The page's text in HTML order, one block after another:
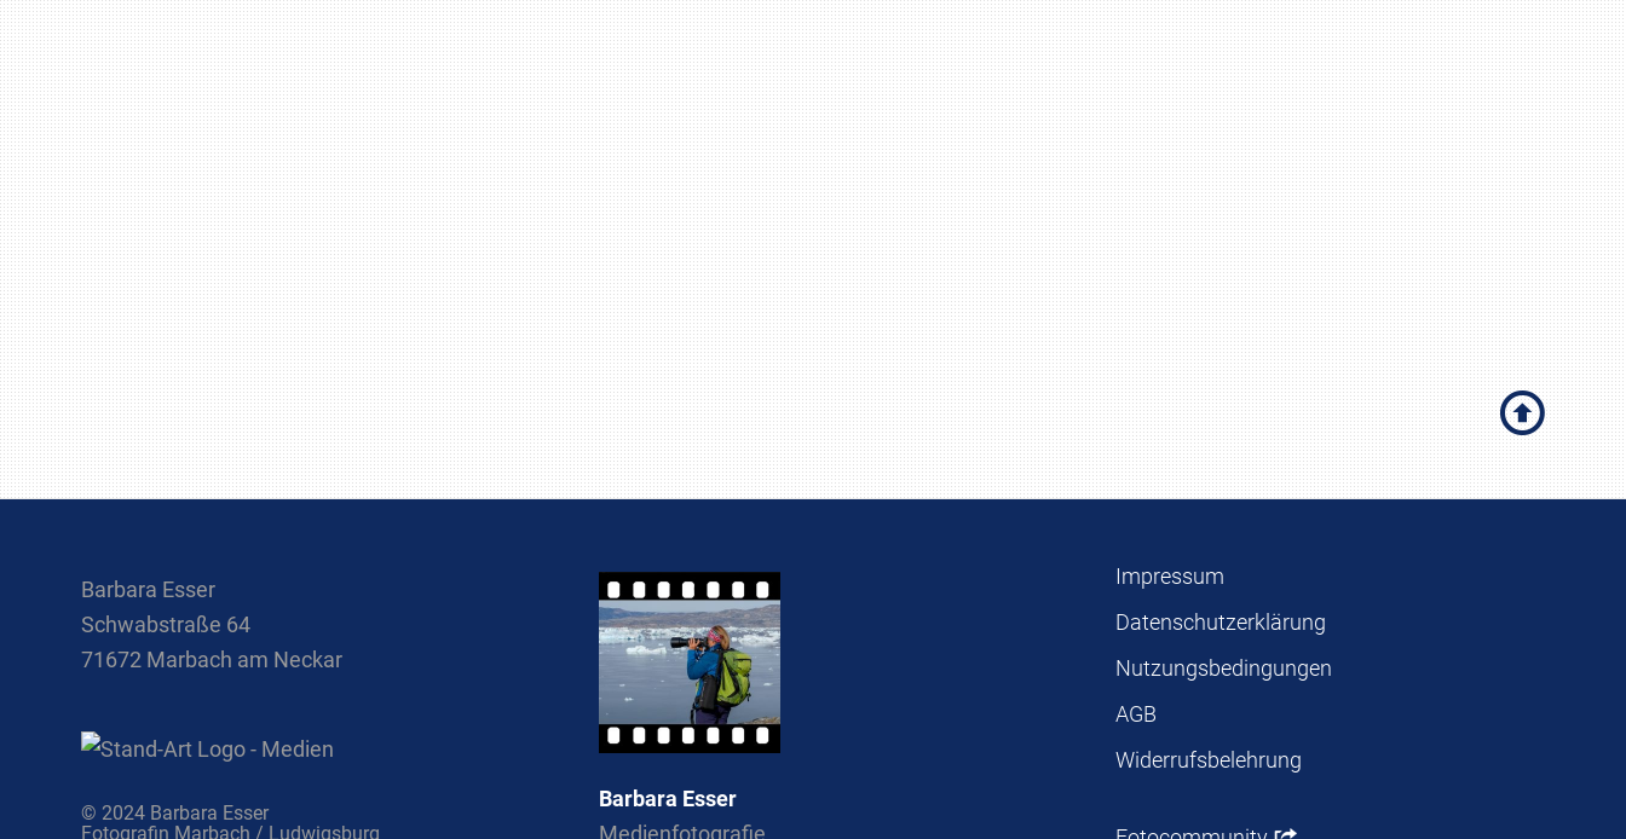
Barbara Esser
Schwabstraße 64
71672 Marbach am Neckar
© 2024 Barbara Esser
Fotografin Marbach / Ludwigsburg
Barbara Esser
Impressum
Datenschutzerklärung
Nutzungsbedingungen
AGB
Widerrufsbelehrung